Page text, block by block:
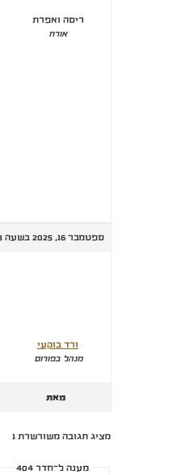
ריסה ואפרת
אורח
ספטמבר 16, 2025 בשעה 6:53 am
ורד בוקעי
מנהל בפורום
מאת
מציג תגובה משורשרת 1
מענה ל־חדר 404